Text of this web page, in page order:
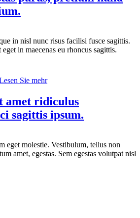
in nisl nunc risus facilisi fusce sagittis.
in maecenas eu rhoncus sagittis.
Sie mehr
amet ridiculus
sagittis ipsum.
eget molestie. Vestibulum, tellus non
amet, egestas. Sem egestas volutpat nisl